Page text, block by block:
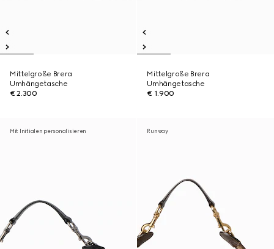
Mittelgroße Brera
Umhängetasche
€ 2.300
Mittelgroße Brera
Umhängetasche
€ 1.900
Mit Initialen personalisieren Runway